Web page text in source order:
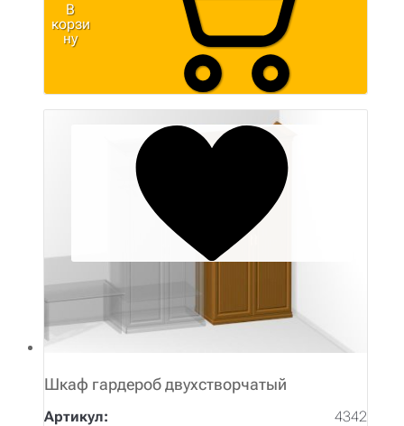
В
корзи
ну
Шкаф гардероб двухстворчатый
Артикул:
4342